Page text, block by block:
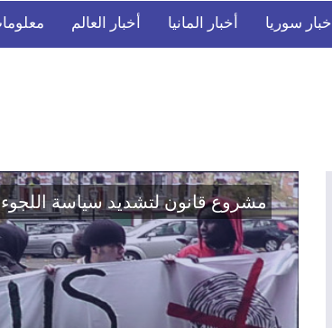
أخبار سوريا أخبار المانيا أخبار العالم
اتفاق تاريخي: دمج "قسد" في
الوطنية